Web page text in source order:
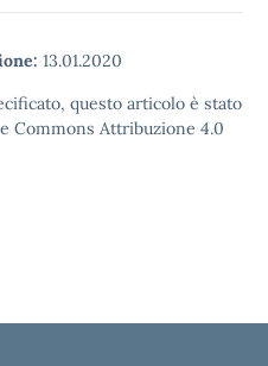
13.01.2020
questo articolo è stato
Commons Attribuzione 4.0